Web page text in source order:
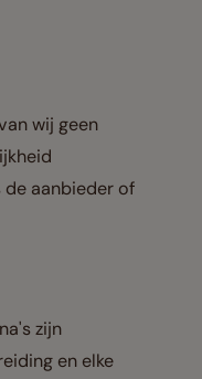
wij geen
aanbieder of
zijn
en elke